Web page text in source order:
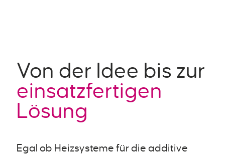
Von der Idee bis zur
einsatzfertigen
Lösung
Egal ob Heizsysteme für die additive